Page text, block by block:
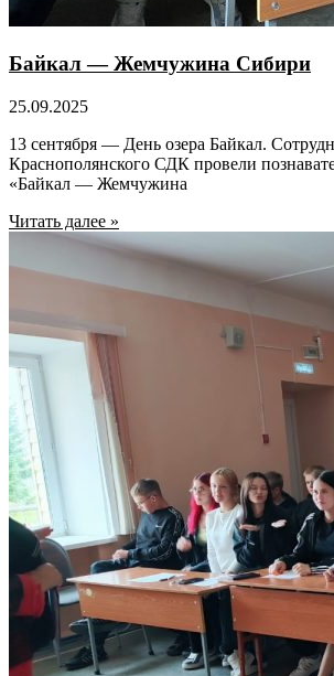
Байкал — Жемчужина Сибири
25.09.2025
13 сентября — День озера Байкал.
Краснополянского СДК провели
«Байкал — Жемчужина
Читать далее »